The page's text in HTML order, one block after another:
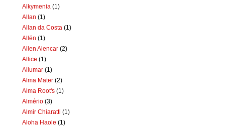
Alkymenia (1)
Allan (1)
Allan da Costa (1)
Allën (1)
Allen Alencar (2)
Allice (1)
Allumar (1)
Alma Mater (2)
Alma Root's (1)
Almério (3)
Almir Chiaratti (1)
Aloha Haole (1)